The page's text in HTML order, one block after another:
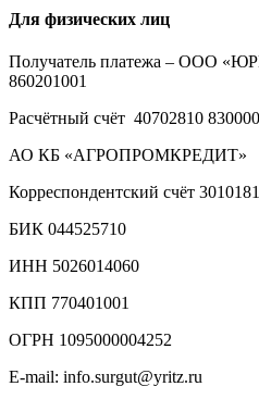
Для физических лиц
Получатель платежа – ООО
860201001
Расчётный счёт 40702810
АО КБ «АГРОПРОМКРЕДИТ»
Корреспондентский счёт
БИК 044525710
ИНН 5026014060
КПП 770401001
ОГРН 1095000004252
E-mail: info.surgut@yritz.ru